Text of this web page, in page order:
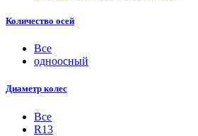
Количество осей
Все
одноосный
Диаметр колес
Все
R13